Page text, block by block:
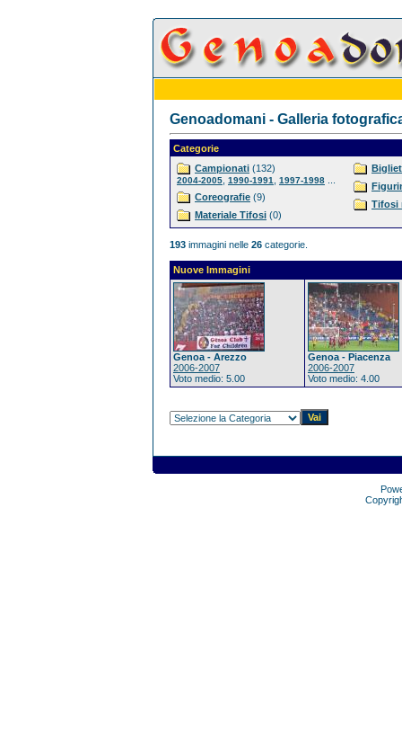
Genoadomani - Galleria
Categorie
Campionati (132)
2004-2005 1990-1991 1997-1998
Coreografie (9)
Materiale Tifosi (0)
Tifosi
193 immagini nelle 26 categorie.
Nuove Immagini
Genoa - Arezzo
2006-2007
Voto medio: 5.00
Genoa - Piacenza
2006-2007
Voto medio: 4.00